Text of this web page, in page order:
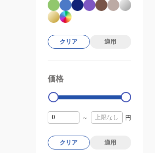
クリア 適用
価格
0
～ 円
クリア 適用